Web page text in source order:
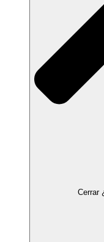
Cerrar